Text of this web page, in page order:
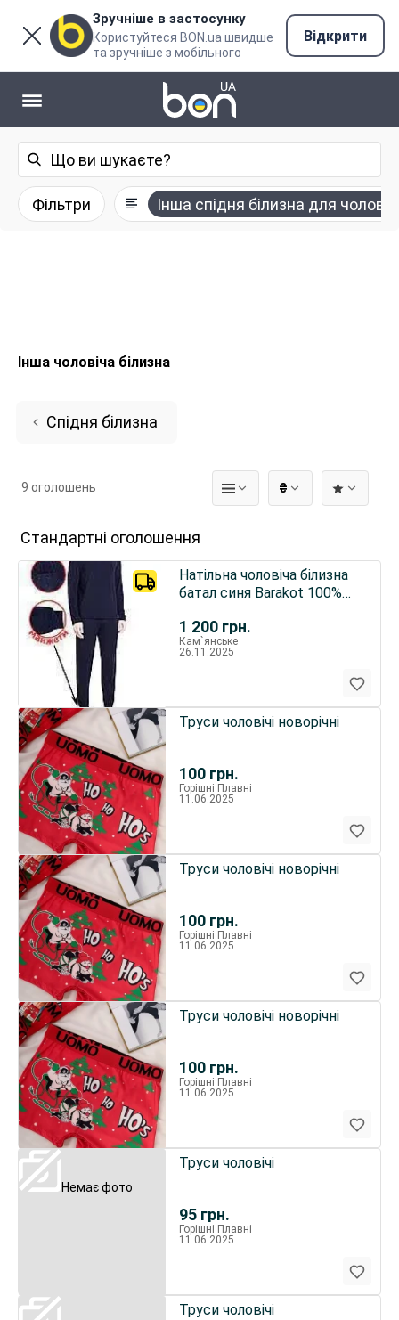
Зручніше в застосунку
Користуйтеся BON.ua швидше
та зручніше з мобільного
Відкрити
Фільтри Інша спідня білизна для
Інша чоловіча білизна
Cпідня білизна
₴
9 оголошень
Стандартні оголошення
1 200 грн.
Натільна чоловіча білизна
батал синя Barakot 100%
Кам`янське
26.11.2025
100 грн.
Труси чоловічі новорічні
Горішні Плавні
11.06.2025
100 грн.
Труси чоловічі новорічні
Горішні Плавні
11.06.2025
100 грн.
Труси чоловічі новорічні
Горішні Плавні
11.06.2025
Немає фото
95 грн.
Труси чоловічі
Горішні Плавні
11.06.2025
Труси чоловічі